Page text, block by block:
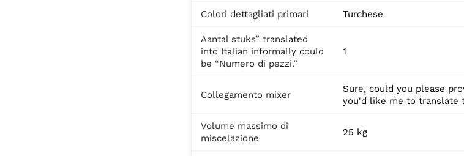
Colori dettagliati primari Turchese
Aantal stuks” translated
into Italian informally could
be “Numero di pezzi.”
1
Collegamento mixer
Sure, could you please
you'd like me to translate
Volume massimo di
miscelazione
25 kg